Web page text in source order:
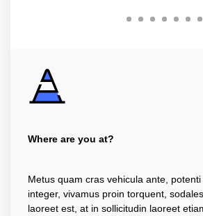
Where are you at?
Metus quam cras vehicula ante,
integer, vivamus proin torquent,
laoreet est, at in sollicitudin laoreet